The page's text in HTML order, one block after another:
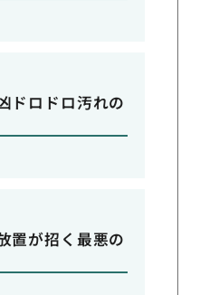
ドロドロ汚れの
置が招く最悪の